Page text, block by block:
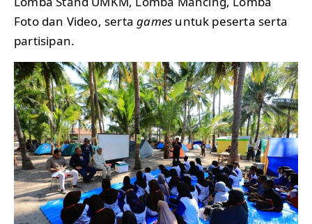
Foto dan Video, sertagames untuk peserta serta
partisipan.